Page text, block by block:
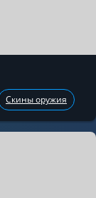
Скины оружия